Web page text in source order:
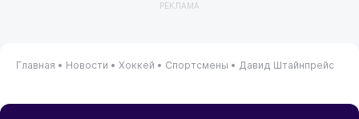
РЕКЛАМА
Главная • Новости • Хоккей • Спортсмены • Давид Штайнпрейс